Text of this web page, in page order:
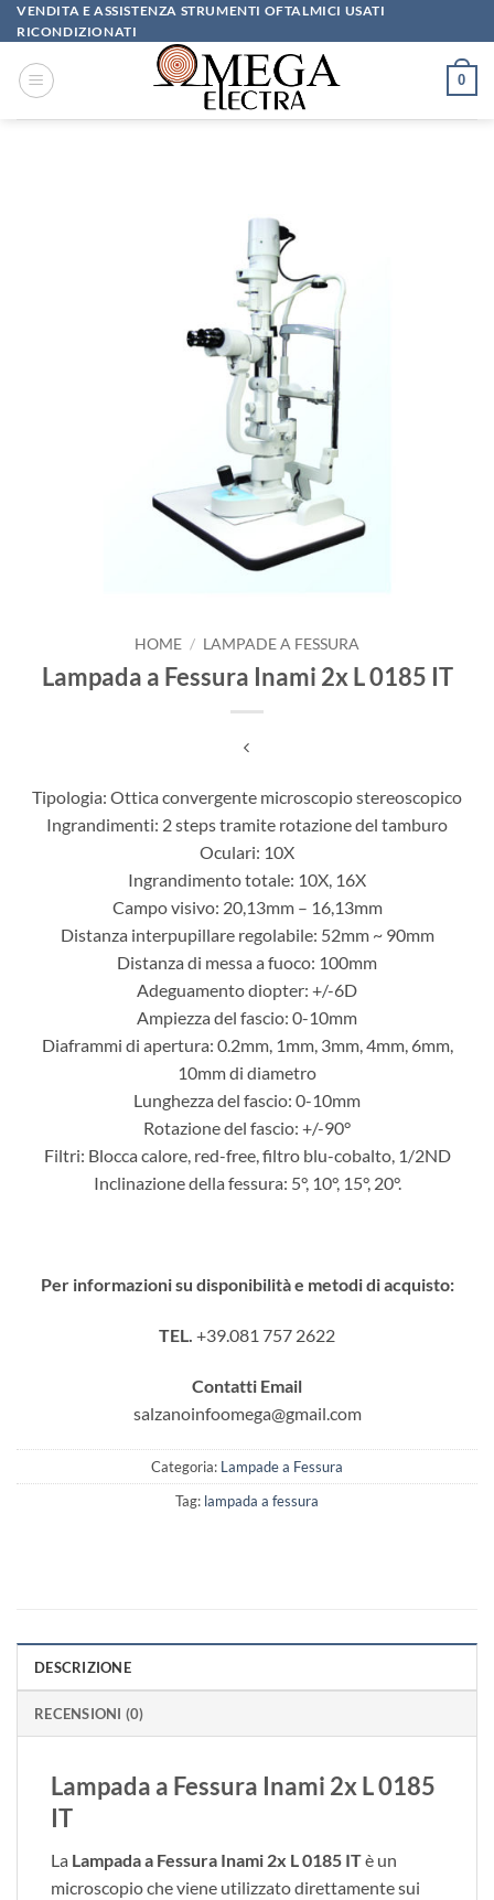
Salta
ai
contenuti
VENDITA E ASSISTENZA STRUMENTI OFTALMICI USATI
RICONDIZIONATI
0
HOME / LAMPADE A FESSURA
Lampada a Fessura Inami 2x L 0185 IT
Tipologia: Ottica convergente microscopio stereoscopico
Ingrandimenti: 2 steps tramite rotazione del tamburo
Oculari: 10X
Ingrandimento totale: 10X, 16X
Campo visivo: 20,13mm – 16,13mm
Distanza interpupillare regolabile: 52mm ~ 90mm
Distanza di messa a fuoco: 100mm
Adeguamento diopter: +/-6D
Ampiezza del fascio: 0-10mm
Diaframmi di apertura: 0.2mm, 1mm, 3mm, 4mm, 6mm,
10mm di diametro
Lunghezza del fascio: 0-10mm
Rotazione del fascio: +/-90°
Filtri: Blocca calore, red-free, filtro blu-cobalto, 1/2ND
Inclinazione della fessura: 5°, 10°, 15°, 20°.
Per informazioni su disponibilità e metodi di acquisto:
TEL. +39.081 757 2622
Contatti Email
salzanoinfoomega@gmail.com
Categoria: Lampade a Fessura
Tag: lampada a fessura
DESCRIZIONE
RECENSIONI (0)
Lampada a Fessura Inami 2x L 0185
IT
La Lampada a Fessura Inami 2x L 0185 ITè un
microscopio che viene utilizzato direttamente sui